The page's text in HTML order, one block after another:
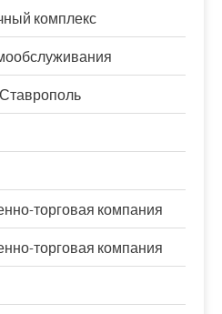
комплекс
торговая компания
торговая компания